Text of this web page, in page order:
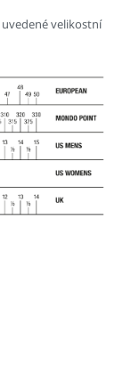
velikostní